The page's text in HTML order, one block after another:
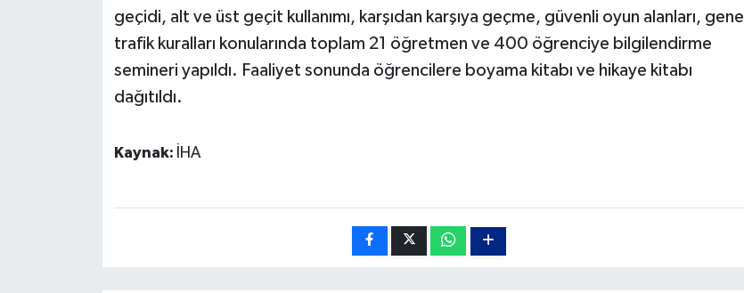
geçidi, alt ve üst geçit kullanımı, karşıdan karşıya geçme, güvenli oyun alanları, genel
trafik kuralları konularında toplam 21 öğretmen ve 400 öğrenciye bilgilendirme
semineri yapıldı. Faaliyet sonunda öğrencilere boyama kitabı ve hikaye kitabı
dağıtıldı.
Kaynak: İHA